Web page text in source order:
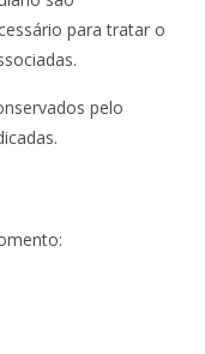
para tratar o
pelo